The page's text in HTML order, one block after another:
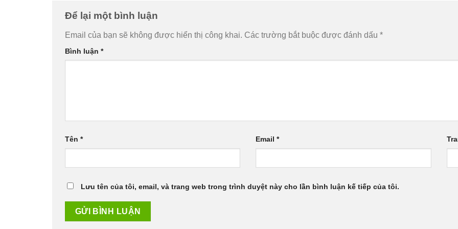
Để lại một bình luận
Email của bạn sẽ không được hiển thị công khai. Các trường bắt buộc được đánh dấu *
Bình luận *
Tên * Email*
Lưu tên của tôi, email, và trang web trong trình duyệt này cho lần bình luận kế tiếp của tôi.